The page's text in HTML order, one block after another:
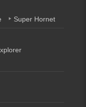
Super Hornet